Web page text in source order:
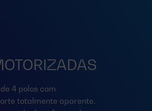
4 polos com
totalmente aparente.